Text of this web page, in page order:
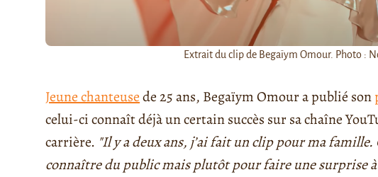
Extrait du clip de Begaïym Omour. Photo :
Jeune chanteusede 25 ans, Begaïym Omour a publié son
celui-ci connaît déjà un certain succès sur sa chaîne
carrière. "Il y a deux ans, j’ai fait un clip pour ma
connaître du public mais plutôt pour faire une surprise